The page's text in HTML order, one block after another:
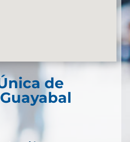
de